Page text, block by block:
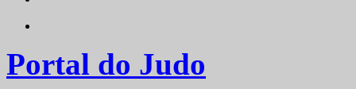
Portal do Judo